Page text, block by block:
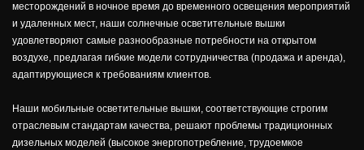
месторождений в ночное время до временного освещения мероприятий
и удаленных мест, наши солнечные осветительные вышки
удовлетворяют самые разнообразные потребности на открытом
воздухе, предлагая гибкие модели сотрудничества (продажа и аренда),
адаптирующиеся к требованиям клиентов.
Наши мобильные осветительные вышки, соответствующие строгим
отраслевым стандартам качества, решают проблемы традиционных
дизельных моделей (высокое энергопотребление, трудоемкое